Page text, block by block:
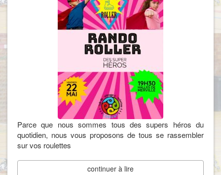
Parce que nous sommes tous des supers héros du
quotidien, nous vous proposons de tous se rassembler
sur vos roulettes
continuer à lire